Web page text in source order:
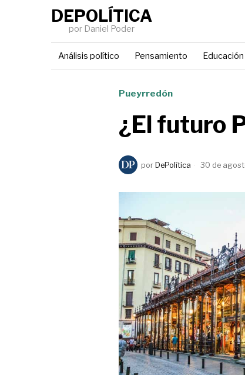
DEPOLÍTICA
por Daniel Poder
Análisis político Pensamiento Educación
Pueyrredón
¿El futuro
por DePolítica 30 de